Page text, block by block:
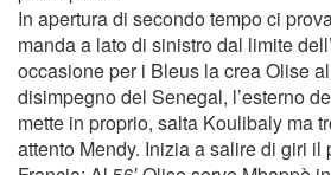
In apertura di secondo tempo ci
manda a lato di sinistro dal limite
occasione per i Bleus la crea Olise al
disimpegno del Senegal, l’esterno
mette in proprio, salta Koulibaly ma
attento Mendy. Inizia a salire di giri il